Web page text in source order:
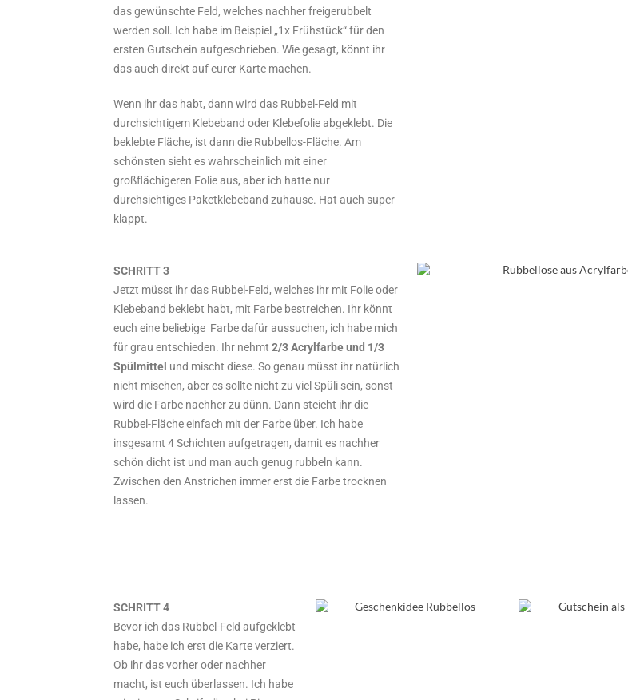
das gewünschte Feld, welches nachher freigerubbelt
werden soll. Ich habe im Beispiel „1x Frühstück“ für den
ersten Gutschein aufgeschrieben. Wie gesagt, könnt ihr
das auch direkt auf eurer Karte machen.
Wenn ihr das habt, dann wird das Rubbel-Feld mit
durchsichtigem Klebeband oder Klebefolie abgeklebt. Die
beklebte Fläche, ist dann die Rubbellos-Fläche. Am
schönsten sieht es wahrscheinlich mit einer
großflächigeren Folie aus, aber ich hatte nur
durchsichtiges Paketklebeband zuhause. Hat auch super
klappt.
SCHRITT 3
Jetzt müsst ihr das Rubbel-Feld, welches ihr mit Folie oder
Klebeband beklebt habt, mit Farbe bestreichen. Ihr könnt
euch eine beliebige Farbe dafür aussuchen, ich habe mich
für grau entschieden. Ihr nehmt 2/3 Acrylfarbe und 1/3
Spülmittel und mischt diese. So genau müsst ihr natürlich
nicht mischen, aber es sollte nicht zu viel Spüli sein, sonst
wird die Farbe nachher zu dünn. Dann steicht ihr die
Rubbel-Fläche einfach mit der Farbe über. Ich habe
insgesamt 4 Schichten aufgetragen, damit es nachher
schön dicht ist und man auch genug rubbeln kann.
Zwischen den Anstrichen immer erst die Farbe trocknen
lassen.
SCHRITT 4
Bevor ich das Rubbel-Feld aufgeklebt
habe, habe ich erst die Karte verziert.
Ob ihr das vorher oder nachher
macht, ist euch überlassen. Ich habe